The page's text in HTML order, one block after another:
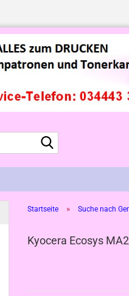
Startseite » Suche nach
Kyocera Ecosys